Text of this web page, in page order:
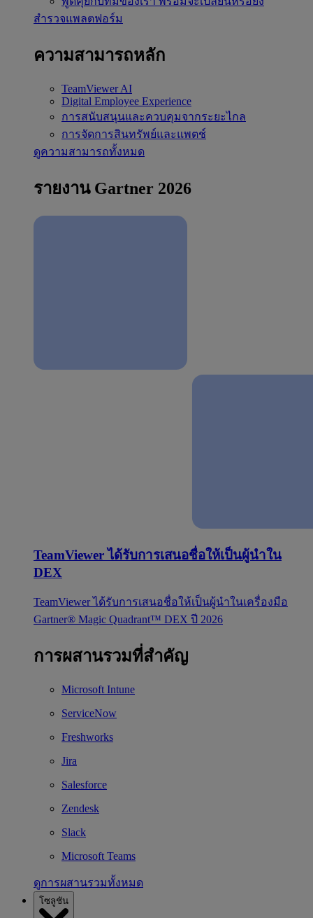
สำรวจแพลตฟอร์ม
ความสามารถหลัก
TeamViewer AI
Digital Employee Experience
การสนับสนุนและควบคุมจากระยะไกล
การจัดการสินทรัพย์และแพตช์
ดูความสามารถทั้งหมด
รายงาน Gartner 2026
TeamViewer ได้รับการเสนอชื่อให้เป็นผู้นำใน
DEX
TeamViewer ได้รับการเสนอชื่อให้เป็นผู้นำในเครื่องมือ
Gartner® Magic Quadrant™ DEX ปี 2026
การผสานรวมที่สำคัญ
Microsoft Intune
ServiceNow
Freshworks
Jira
Salesforce
Zendesk
Slack
Microsoft Teams
ดูการผสานรวมทั้งหมด
โซลูชัน